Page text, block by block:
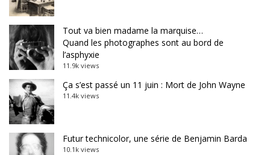
Tout va bien madame la marquise…
Quand les photographes sont au bord de
l’asphyxie
11.9k views
Ça s’est passé un 11 juin : Mort de John Wayne
11.4k views
Futur technicolor, une série de Benjamin Barda
10.1k views